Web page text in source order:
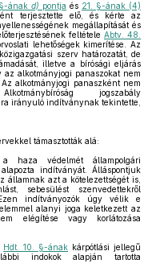
ának d) pontja és 21. §-ának (4)
terjesztette elő, és kérte az
megállapítását és
feltétele Abtv. 48.
lehetőségek kimerítése. Az
szerv határozatát, de
illetve a bírósági eljárás
az alkotmányjogi panaszokat nem
alkotmányjogi panaszként nem
jogszabály
irányuló indítványnak tekintette,
támasztották alá:
haza védelmét állampolgári
alapozta indítványát. Álláspontjuk
államnak azt a kötelezettségét is,
sebesülést szenvedettekről
indítványozók úgy vélik e
alanyi joga keletkezett az
elégítése vagy korlátozása
Hdt. 10. §-ának kárpótlási jellegű
indokok alapján tartotta